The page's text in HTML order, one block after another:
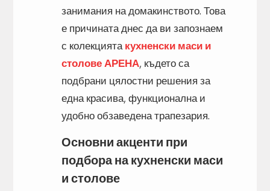
занимания на домакинството. Това
е причината днес да ви запознаем
с колекцията кухненски маси и
столове АРЕНА, където са
подбрани цялостни решения за
една красива, функционална и
удобно обзаведена трапезария.
Основни акценти при
подбора на кухненски маси
и столове